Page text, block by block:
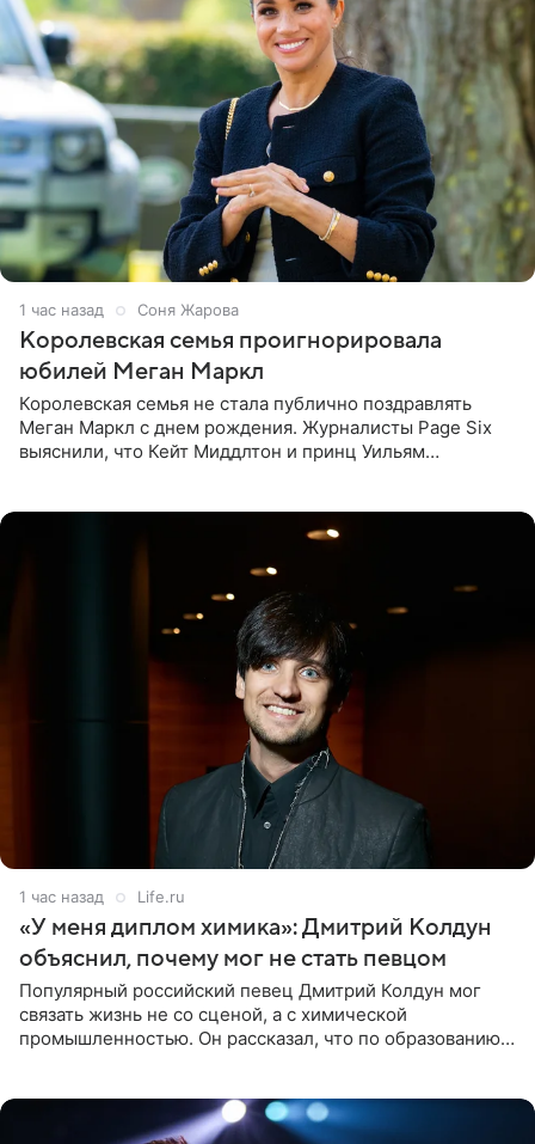
1 час назад Соня Жарова
Королевская семья проигнорировала
юбилей Меган Маркл
Королевская семья не стала публично поздравлять
Меган Маркл с днем рождения. Журналисты Page Six
выяснили, что Кейт Миддлтон и принц Уильям
1 час назад Life.ru
«У меня диплом химика»: Дмитрий Колдун
объяснил, почему мог не стать певцом
Популярный российский певец Дмитрий Колдун мог
связать жизнь не со сценой, а с химической
промышленностью. Он рассказал, что по образованию